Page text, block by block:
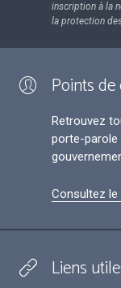
inscription à la
la protection
Points
Retrouvez
porte-parole
Consultez le
Liens